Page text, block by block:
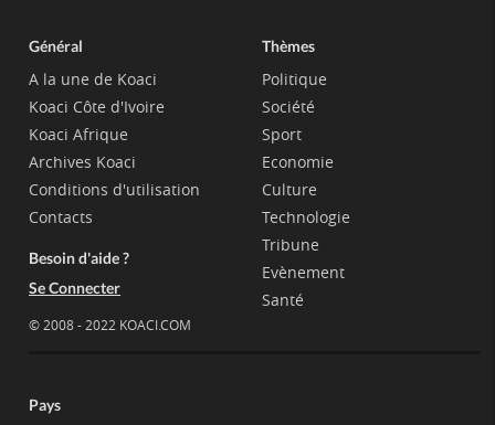
Général
A la une de Koaci
Koaci Côte d'Ivoire
Koaci Afrique
Archives Koaci
Conditions d'utilisation
Contacts
Besoin d'aide ?
Se Connecter
© 2008 - 2022 KOACI.COM
Thèmes
Politique
Société
Sport
Economie
Culture
Technologie
Tribune
Evènement
Santé
Pays